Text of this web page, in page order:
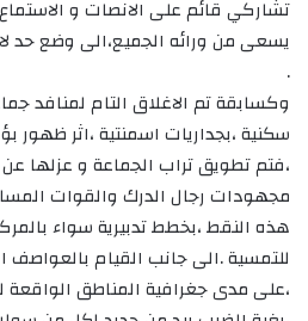
تشاركي قائم على الانصات و
يسعى من ورائه الجميع،الى وضع حد
.
وكسابقة تم الاغلاق التام لمنافد
سكنية ،بجداريات اسمنتية ،اثر ظهور
،فتم تطويق تراب الجماعة و عزلها
مجهودات رجال الدرك والقوات
هذه النقط ،بخطط تدبيرية سواء
للتمسية .الى جانب القيام بالعواصف
،على مدى جغرافية المناطق الواقعة